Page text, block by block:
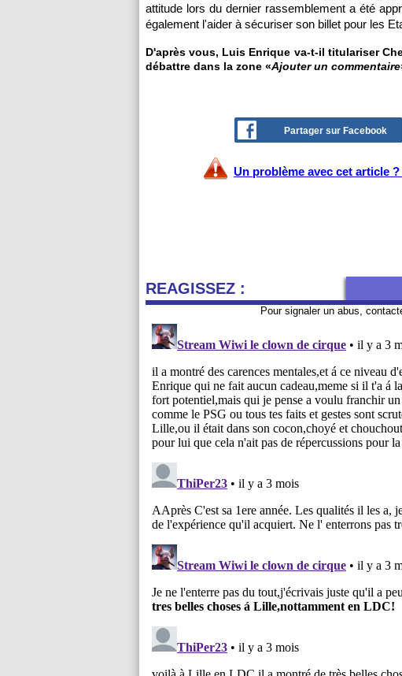
attitude lors du dernier rassemblement a été
également l'aider à sécuriser son billet pour les
D'après vous, Luis Enrique va-t-il titulariser
débattre dans la zone «Ajouter un commentaire
Partager sur Facebook
Un problème avec cet article
REAGISSEZ :
Pour signaler un abus,